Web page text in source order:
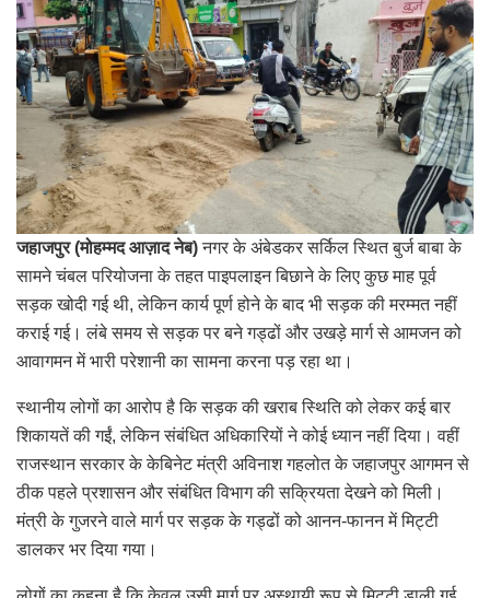
जहाजपुर (मोहम्मद आज़ाद नेब)नगर के अंबेडकर सर्किल स्थित बुर्ज बाबा के
सामने चंबल परियोजना के तहत पाइपलाइन बिछाने के लिए कुछ माह पूर्व
सड़क खोदी गई थी, लेकिन कार्य पूर्ण होने के बाद भी सड़क की मरम्मत नहीं
कराई गई। लंबे समय से सड़क पर बने गड्ढों और उखड़े मार्ग से आमजन को
आवागमन में भारी परेशानी का सामना करना पड़ रहा था।
स्थानीय लोगों का आरोप है कि सड़क की खराब स्थिति को लेकर कई बार
शिकायतें की गईं, लेकिन संबंधित अधिकारियों ने कोई ध्यान नहीं दिया। वहीं
राजस्थान सरकार के केबिनेट मंत्री अविनाश गहलोत के जहाजपुर आगमन से
ठीक पहले प्रशासन और संबंधित विभाग की सक्रियता देखने को मिली।
मंत्री के गुजरने वाले मार्ग पर सड़क के गड्ढों को आनन-फानन में मिट्टी
डालकर भर दिया गया।